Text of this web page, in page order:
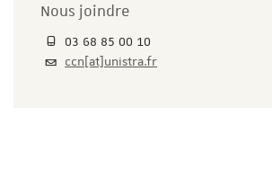
Nous joindre
03 68 85 00 10
ccn[at]unistra.fr